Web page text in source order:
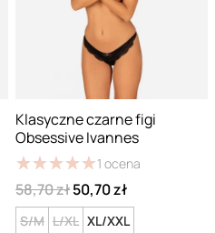
Klasyczne czarne figi
Obsessive Ivannes
★★★★★
★★★★★1 ocena
58,70 zł50,70 zł
S/M L/XL XL/XXL